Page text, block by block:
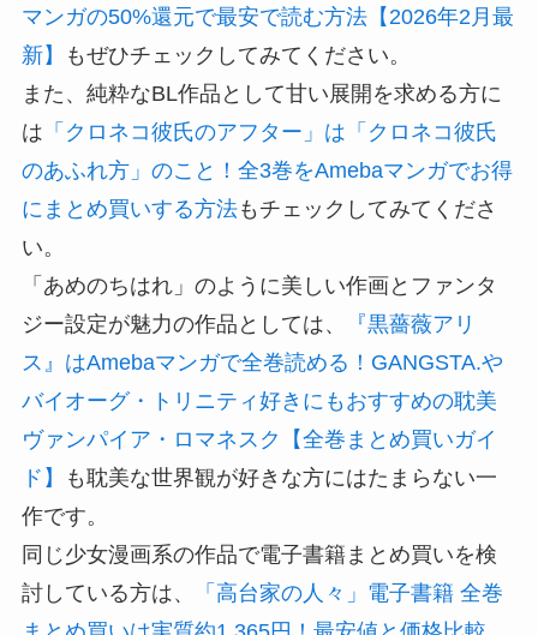
マンガの50%還元で最安で読む方法【2026年2月最
新】
もぜひチェックしてみてください。
また、純粋なBL作品として甘い展開を求める方に
は 「クロネコ彼氏のアフター」は「クロネコ彼氏
のあふれ方」のこと！全3巻をAmebaマンガでお得
にまとめ買いする方法もチェックしてみてくださ
い。
「あめのちはれ」のように美しい作画とファンタ
ジー設定が魅力の作品としては、
『黒薔薇アリ
ス』はAmebaマンガで全巻読める！GANGSTA.や
バイオーグ・トリニティ好きにもおすすめの耽美
ヴァンパイア・ロマネスク【全巻まとめ買いガイ
ド】
も耽美な世界観が好きな方にはたまらない一
作です。
同じ少女漫画系の作品で電子書籍まとめ買いを検
討している方は、
「高台家の人々」電子書籍 全巻